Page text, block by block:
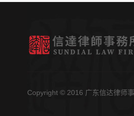
Copyright© 2016 广东信达律师